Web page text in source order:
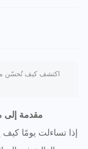
اكتشف كيف تُحسّن
مقدمة إلى
إذا تساءلت يومًا